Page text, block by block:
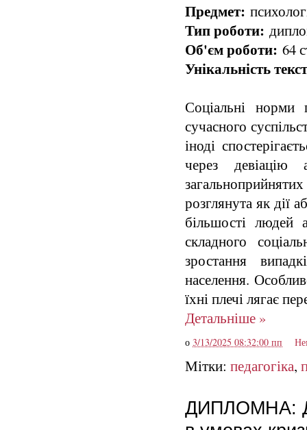
Предмет:
Тип роботи:
Об'єм роботи: 64
Унікальність
Соціальні норми
сучасного
іноді
через девіацію
розглянута як дії
більшості людей
складного
зростання
населення.
їхні плечі лягає
Детальніше »
о 3/13/2025 08:32:00 пп
Мітки: педагогіка,
ДИПЛОМНА: